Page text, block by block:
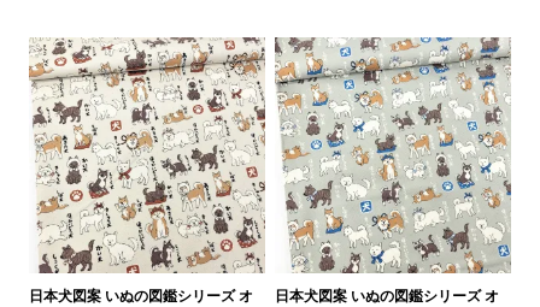
日本犬図案 いぬの図鑑シリーズ オ
日本犬図案 いぬの図鑑シリーズ オ